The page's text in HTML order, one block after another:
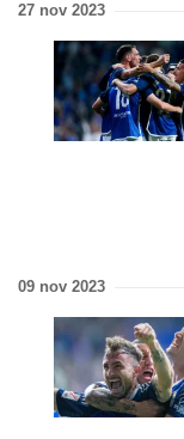
27 nov 2023
09 nov 2023